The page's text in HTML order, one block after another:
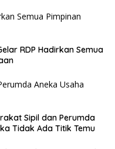
RDP Hadirkan Semua
Sipil dan Perumda
Tidak Ada Titik Temu